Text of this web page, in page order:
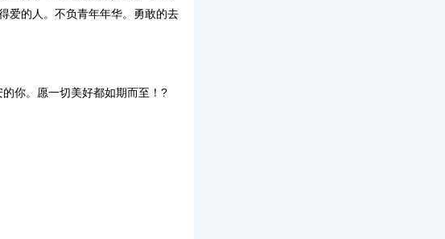
爱的人。不负青年年华。勇敢的去
你。愿一切美好都如期而至！?